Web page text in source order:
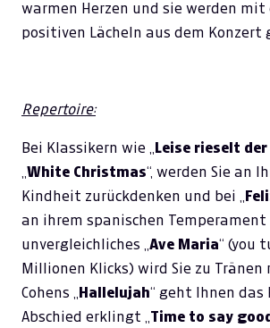
warmen Herzen und sie werden mit
positiven Lächeln aus dem Konzert
Repertoire:
Bei Klassikern wie „ Leise rieselt der
White Christmas“, werden Sie an
Kindheit zurückdenken und bei „
an ihrem spanischen
unvergleichliches „ Ave Maria“ (you
Millionen Klicks) wird Sie zu Tränen
Cohens „
Hallelujah“ geht Ihnen das
Abschied erklingt „ Time to say